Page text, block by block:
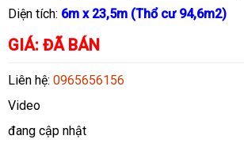
Diện tích: 6m x 23,5m (Thổ cư 94,6m2)
GIÁ: ĐÃ BÁN
Liên hệ: 0965656156
Video
đang cập nhật